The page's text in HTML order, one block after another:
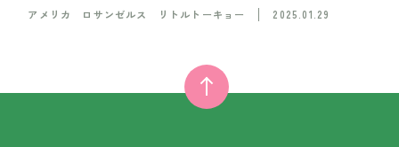
アメリカ ロサンゼルス リトルトーキョー 2025.01.29